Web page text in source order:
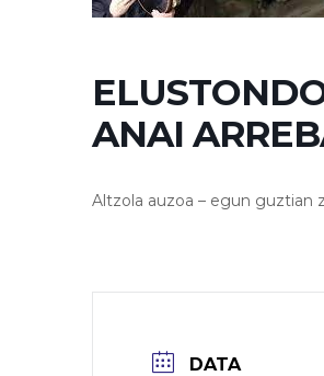
ANAI
Altzola auzoa – egun guztian
DATA